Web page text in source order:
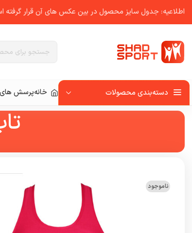
دسته‌بندی محصولات خانهپرسش های
ناموجود
اطلاعیه: جدول سایز محصول در بین عکس ‌های آن قرار گرفته